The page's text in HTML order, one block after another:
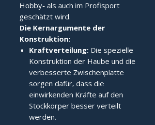
Hobby- als auch im Profisport
geschätzt wird.
Die Kernargumente der
Konstruktion:
Kraftverteilung: Die spezielle
Konstruktion der Haube und die
verbesserte Zwischenplatte
sorgen dafür, dass die
einwirkenden Kräfte auf den
Stockkörper besser verteilt
werden.